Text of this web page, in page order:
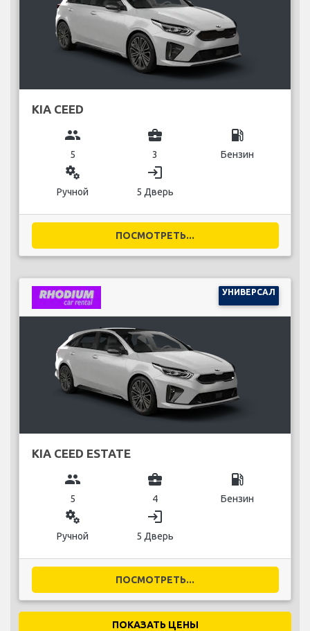
KIA CEED
group
5
business_center
3
local_gas_station
Бензин
miscellaneous_services
Ручной
login
5 Дверь
ПОСМОТРЕТЬ...
УНИВЕРСАЛ
KIA CEED ESTATE
group
5
business_center
4
local_gas_station
Бензин
miscellaneous_services
Ручной
login
5 Дверь
ПОСМОТРЕТЬ...
ПОКАЗАТЬ ЦЕНЫ